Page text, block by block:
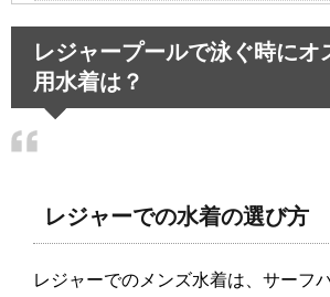
血液検査の結
かる？血液検査の
レジャープールで泳ぐ時にオ
用水着は？
レジャーでの水着の選び方
レジャーでのメンズ水着は、サーフ